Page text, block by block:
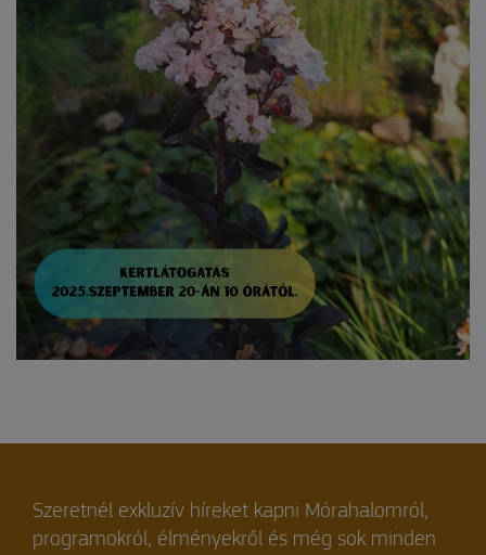
Szeretnél exkluzív híreket kapni Mórahalomról,
programokról, élményekről és még sok minden